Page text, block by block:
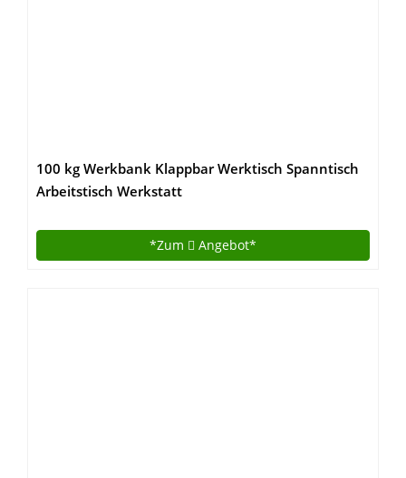
100 kg Werkbank Klappbar Werktisch Spanntisch
Arbeitstisch Werkstatt
*Zum Angebot*